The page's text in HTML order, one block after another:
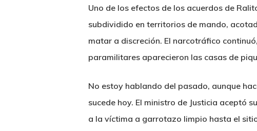
Uno de los efectos de los acuerdos de
subdividido en territorios de mando,
matar a discreción. El narcotráfico
paramilitares aparecieron las casas de
No estoy hablando del pasado, aunque
sucede hoy. El ministro de Justicia aceptó
a la víctima a garrotazo limpio hasta el